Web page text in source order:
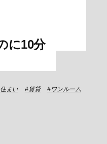
に10分
住まい 賃貸 ワンルーム